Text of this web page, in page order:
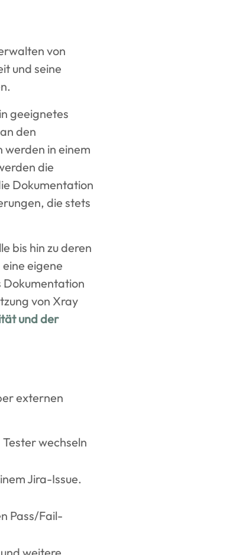
von
und seine
geeignetes
den
in einem
die
Dokumentation
die stets
bis hin zu deren
eigene
Dokumentation
von Xray
und der
externen
wechseln
Jira-Issue.
Pass/Fail-